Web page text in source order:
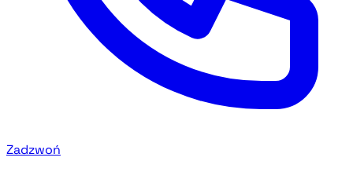
Zadzwoń